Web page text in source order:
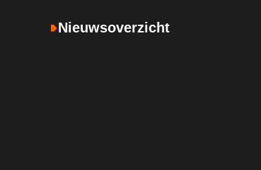
Nieuwsoverzicht